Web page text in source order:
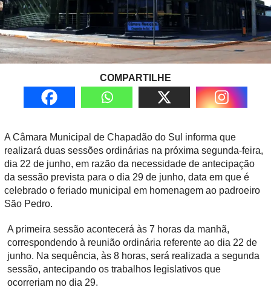
COMPARTILHE
A Câmara Municipal de Chapadão do Sul informa que
realizará duas sessões ordinárias na próxima segunda-feira,
dia 22 de junho, em razão da necessidade de antecipação
da sessão prevista para o dia 29 de junho, data em que é
celebrado o feriado municipal em homenagem ao padroeiro
São Pedro.
A primeira sessão acontecerá às 7 horas da manhã,
correspondendo à reunião ordinária referente ao dia 22 de
junho. Na sequência, às 8 horas, será realizada a segunda
sessão, antecipando os trabalhos legislativos que
ocorreriam no dia 29.